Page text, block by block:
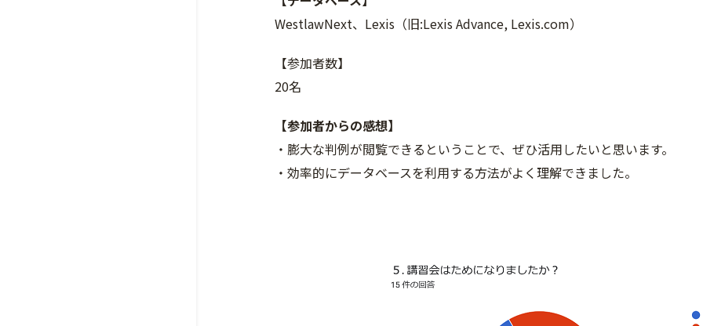
WestlawNext、Lexis（旧:Lexis Advance, Lexis.com）
【参加者数】
20名
【参加者からの感想】
・膨大な判例が閲覧できるということで、ぜひ活用したいと思います。
・効率的にデータベースを利用する方法がよく理解できました。